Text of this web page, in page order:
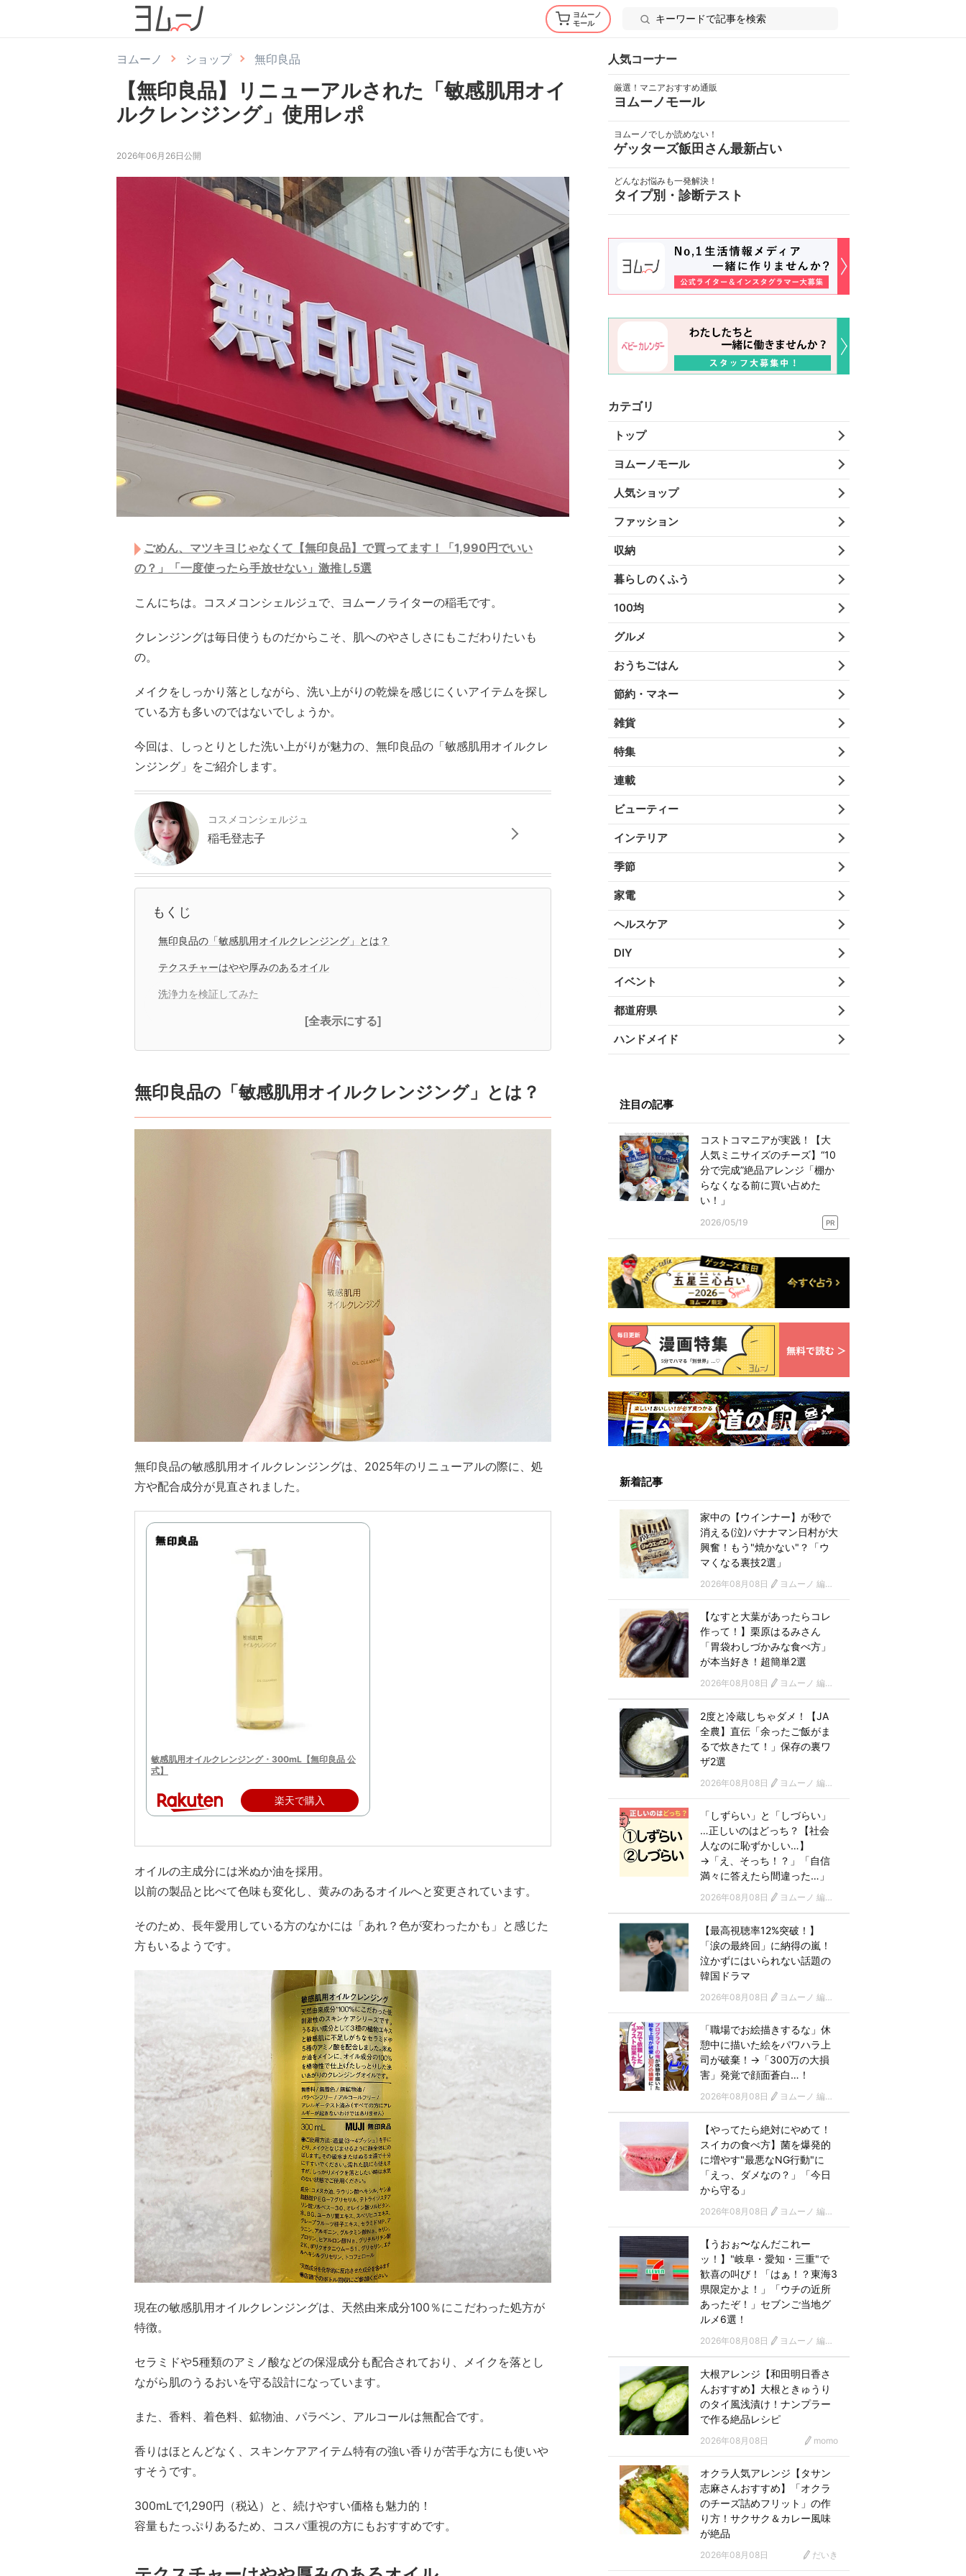
ヨムーノ
モール
ヨムーノ ショップ 無印良品
【無印良品】リニューアルされた「敏感肌用オイ
ルクレンジング」使用レポ
2026年06月26日公開
ごめん、マツキヨじゃなくて【無印良品】で買ってます！「1,990円でいい
の？」「一度使ったら手放せない」激推し5選
こんにちは。コスメコンシェルジュで、ヨムーノライターの稲毛です。
クレンジングは毎日使うものだからこそ、肌へのやさしさにもこだわりたいも
の。
メイクをしっかり落としながら、洗い上がりの乾燥を感じにくいアイテムを探し
ている方も多いのではないでしょうか。
今回は、しっとりとした洗い上がりが魅力の、無印良品の「敏感肌用オイルクレ
ンジング」をご紹介します。
コスメコンシェルジュ
稲毛登志子
もくじ
無印良品の「敏感肌用オイルクレンジング」とは？
テクスチャーはやや厚みのあるオイル
洗浄力を検証してみた
[全表示にする]
無印良品の「敏感肌用オイルクレンジング」とは？
無印良品の敏感肌用オイルクレンジングは、2025年のリニューアルの際に、処
方や配合成分が見直されました。
敏感肌用オイルクレンジング・300mL【無印良品 公
式】
楽天で購入
オイルの主成分には米ぬか油を採用。
以前の製品と比べて色味も変化し、黄みのあるオイルへと変更されています。
そのため、長年愛用している方のなかには「あれ？色が変わったかも」と感じた
方もいるようです。
現在の敏感肌用オイルクレンジングは、天然由来成分100％にこだわった処方が
特徴。
セラミドや5種類のアミノ酸などの保湿成分も配合されており、メイクを落とし
ながら肌のうるおいを守る設計になっています。
また、香料、着色料、鉱物油、パラベン、アルコールは無配合です。
香りはほとんどなく、スキンケアアイテム特有の強い香りが苦手な方にも使いや
すそうです。
300mLで1,290円（税込）と、続けやすい価格も魅力的！
容量もたっぷりあるため、コスパ重視の方にもおすすめです。
人気コーナー
厳選！マニアおすすめ通販
ヨムーノモール
ヨムーノでしか読めない！
ゲッターズ飯田さん最新占い
どんなお悩みも一発解決！
タイプ別・診断テスト
カテゴリ
トップ
ヨムーノモール
人気ショップ
ファッション
収納
暮らしのくふう
100均
グルメ
おうちごはん
節約・マネー
雑貨
特集
連載
ビューティー
インテリア
季節
家電
ヘルスケア
DIY
イベント
都道府県
ハンドメイド
注目の記事
コストコマニアが実践！【大
人気ミニサイズのチーズ】“10
分で完成”絶品アレンジ「棚か
らなくなる前に買い占めた
い！」
2026/05/19 PR
新着記事
家中の【ウインナー】が秒で
消える(泣)バナナマン日村が大
興奮！もう"焼かない"？「ウ
マくなる裏技2選」
2026年08月08日 ヨムーノ 編集部
【なすと大葉があったらコレ
作って！】栗原はるみさん
「胃袋わしづかみな食べ方」
が本当好き！超簡単2選
2026年08月08日 ヨムーノ 編集部
2度と冷蔵しちゃダメ！【JA
全農】直伝「余ったご飯がま
るで炊きたて！」保存の裏ワ
ザ2選
2026年08月08日 ヨムーノ 編集部
「しずらい」と「しづらい」
…正しいのはどっち？【社会
人なのに恥ずかしい…】
→「え、そっち！？」「自信
満々に答えたら間違った…」
2026年08月08日 ヨムーノ 編集部
【最高視聴率12%突破！】
「涙の最終回」に納得の嵐！
泣かずにはいられない話題の
韓国ドラマ
2026年08月08日 ヨムーノ 編集部 韓国ドラマチーム
「職場でお絵描きするな」休
憩中に描いた絵をパワハラ上
司が破棄！→「300万の大損
害」発覚で顔面蒼白…！
2026年08月08日 ヨムーノ 編集部
【やってたら絶対にやめて！
スイカの食べ方】菌を爆発的
に増やす"最悪なNG行動"に
「えっ、ダメなの？」「今日
から守る」
2026年08月08日 ヨムーノ 編集部
【うおぉ〜なんだこれー
ッ！】"岐阜・愛知・三重"で
歓喜の叫び！「はぁ！？東海3
県限定かよ！」「ウチの近所
あったぞ！」セブンご当地グ
ルメ6選！
2026年08月08日 ヨムーノ 編集部
大根アレンジ【和田明日香さ
んおすすめ】大根ときゅうり
のタイ風浅漬け！ナンプラー
で作る絶品レシピ
2026年08月08日 momo
オクラ人気アレンジ【タサン
志麻さんおすすめ】「オクラ
のチーズ詰めフリット」の作
り方！サクサク＆カレー風味
が絶品
2026年08月08日 だいき